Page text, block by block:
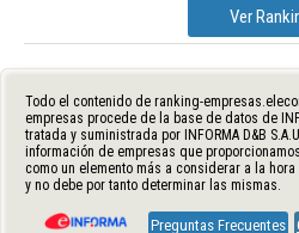
Ver
Todo el contenido de ranking-
empresas procede de la base de datos de
tratada y suministrada por INFORMA D&B
información de empresas que
como un elemento más a considerar a la
y no debe por tanto determinar las mismas.
Preguntas Frecuentes